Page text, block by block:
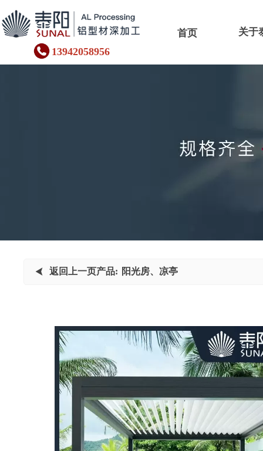
13942058956
关于
首页
 返回上一页产品: 阳光房、凉亭
未上传内容